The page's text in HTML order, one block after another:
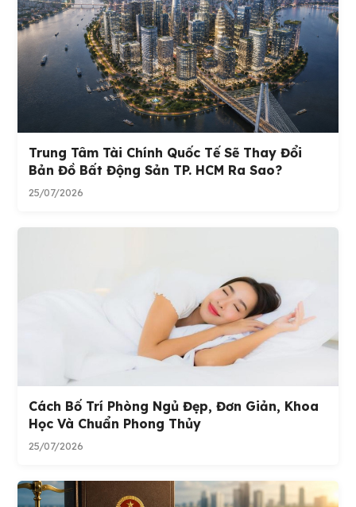
Trung Tâm Tài Chính Quốc Tế Sẽ Thay Đổi
Bản Đồ Bất Động Sản TP. HCM Ra Sao?
25/07/2026
Cách Bố Trí Phòng Ngủ Đẹp, Đơn Giản, Khoa
Học Và Chuẩn Phong Thủy
25/07/2026